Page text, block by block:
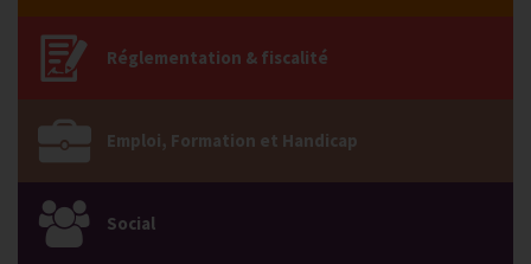
Réglementation & fiscalité
Emploi, Formation et Handicap
Social